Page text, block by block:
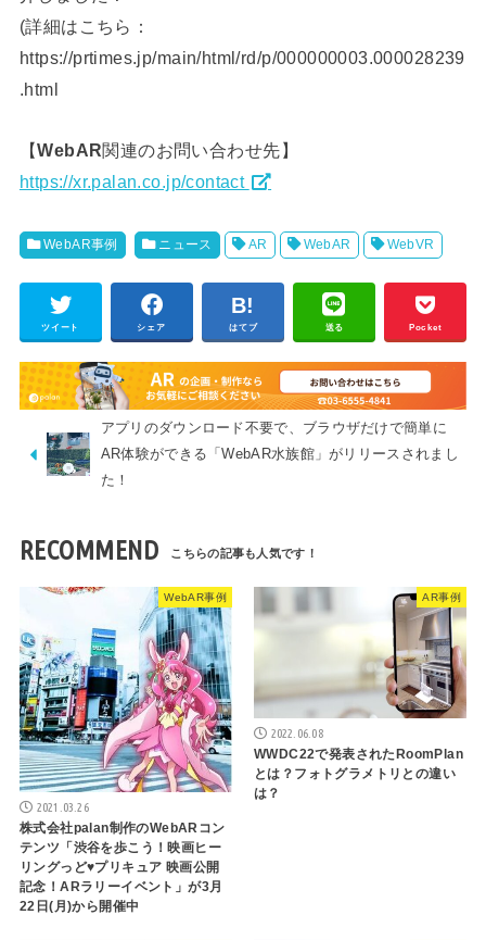
(詳細はこちら：
https://prtimes.jp/main/html/rd/p/000000003.000028239
.html
【WebAR関連のお問い合わせ先】
https://xr.palan.co.jp/contact
WebAR事例 ニュース AR WebAR WebVR
ツイート シェア はてブ 送る Pocket
アプリのダウンロード不要で、ブラウザだけで簡単に
AR体験ができる「WebAR水族館」がリリースされまし
た！
RECOMMEND
WebAR事例
2021.03.26
株式会社palan制作のWebARコン
テンツ「渋谷を歩こう！映画ヒー
リングっど♥プリキュア 映画公開
記念！ARラリーイベント」が3月
22日(月)から開催中
AR事例
2022.06.08
WWDC22で発表されたRoomPlan
とは？フォトグラメトリとの違い
は？